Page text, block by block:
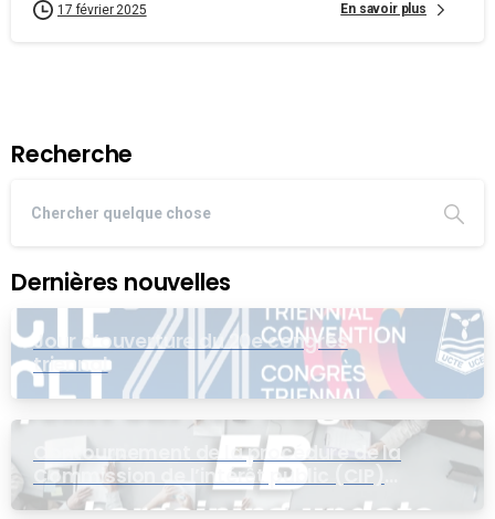
17 février 2025 En savoir plus
Recherche
Dernières nouvelles
Jour d’ouverture du 20e congrès
triennal
Contournement de la procédure de la
Commission de l’intérêt public (CIP)
pour le groupe EB